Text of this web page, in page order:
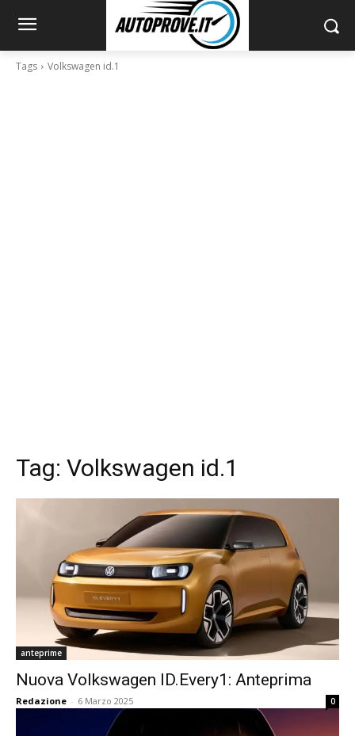
Tags Volkswagen id.1
Tag: Volkswagen id.1
anteprime
Nuova Volkswagen ID.Every1: Anteprima
Redazione - 6 Marzo 2025 0